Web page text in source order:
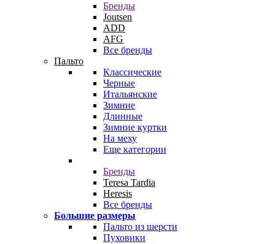
Бренды
Joutsen
ADD
AFG
Все бренды
Пальто
Классические
Черные
Итальянские
Зимние
Длинные
Зимние куртки
На меху
Еще категории
Бренды
Teresa Tardia
Heresis
Все бренды
Большие размеры
Пальто из шерсти
Пуховики